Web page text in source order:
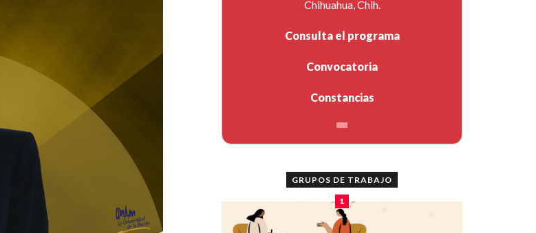
Chihuahua, Chih.
Consulta el programa
Convocatoria
Constancias
GRUPOS DE TRABAJO
1